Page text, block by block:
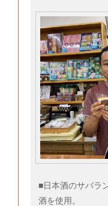
■日本酒のサバ
酒を使用。